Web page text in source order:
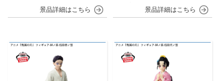
マイゴート～